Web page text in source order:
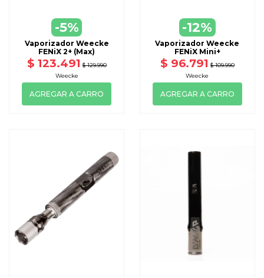
-5%
Vaporizador Weecke
FENiX 2+ (Max)
$ 123.491 $ 129.990
Weecke
AGREGAR A CARRO
-12%
Vaporizador Weecke
FENiX Mini+
$ 96.791 $ 109.990
Weecke
AGREGAR A CARRO